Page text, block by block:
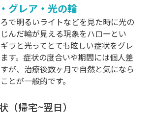
グレア・光の輪
で明るいライトなどを見た時に光の
んだ輪が見える現象をハローとい
ラと光ってとても眩しい症状をグレ
す。症状の度合いや期間には個人差
が、治療後数ヶ月で自然と気になら
とが一般的です。
（帰宅~翌日）